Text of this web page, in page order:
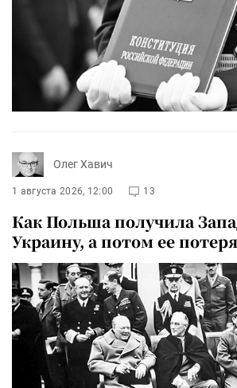
Олег Хавич
1 августа 2026, 12:00 13
Как Польша получила
Украину, а потом ее